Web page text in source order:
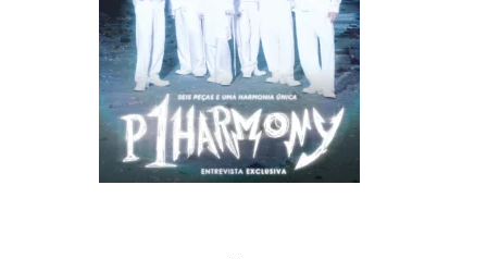
HIT!Queer
HIT!Radar
HIT!Review